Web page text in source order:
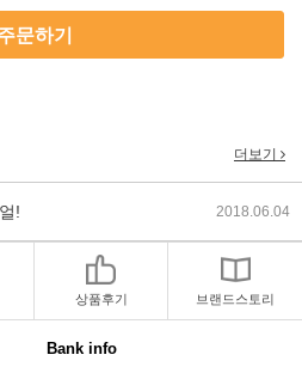
문하기
더보기
2019.01.23
! 2018.06.04
.. 2018.04.10
.. 2018.04.10
상품후기 브랜드스토리
Bank info